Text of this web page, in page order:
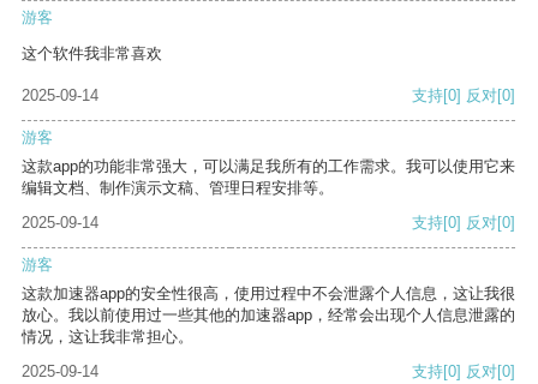
游客
这个软件我非常喜欢
2025-09-14 支持[0] 反对[0]
游客
这款app的功能非常强大，可以满足我所有的工作需求。我可以使用它来
编辑文档、制作演示文稿、管理日程安排等。
2025-09-14
支持[0] 反对[0]
游客
这款加速器app的安全性很高，使用过程中不会泄露个人信息，这让我很
放心。我以前使用过一些其他的加速器app，经常会出现个人信息泄露的
情况，这让我非常担心。
2025-09-14
支持[0] 反对[0]